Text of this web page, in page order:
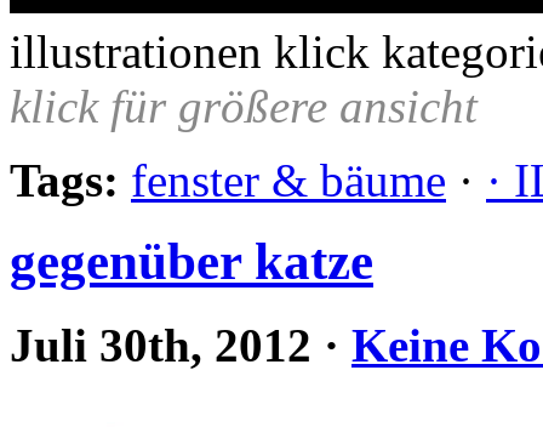
illustrationen klick
klick für größere ansicht
Tags: fenster & bäume · ·
gegenüber katze
Juli 30th, 2012 · Keine